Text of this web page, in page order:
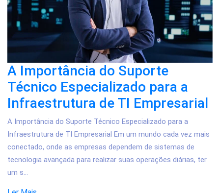
A Importância do Suporte
Técnico Especializado para a
Infraestrutura de TI Empresarial
A Importância do Suporte Técnico Especializado para a
Infraestrutura de TI Empresarial Em um mundo cada vez mais
conectado, onde as empresas dependem de sistemas de
tecnologia avançada para realizar suas operações diárias, ter
um s...